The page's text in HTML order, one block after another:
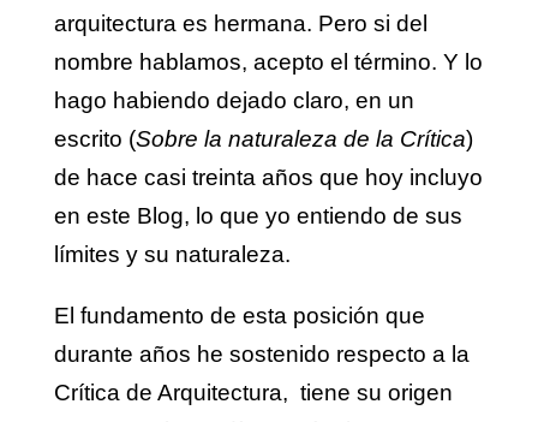
arquitectura es hermana. Pero si del
nombre hablamos, acepto el término. Y lo
hago habiendo dejado claro, en un
escrito (Sobre la naturaleza de la Crítica)
de hace casi treinta años que hoy incluyo
en este Blog, lo que yo entiendo de sus
límites y su naturaleza.
El fundamento de esta posición que
durante años he sostenido respecto a la
Crítica de Arquitectura, tiene su origen